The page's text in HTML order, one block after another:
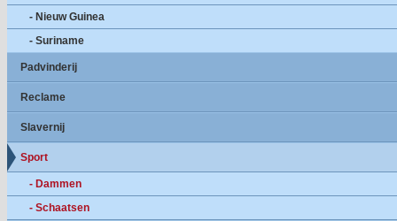
- Nieuw Guinea
- Suriname
Padvinderij
Reclame
Slavernij
Sport
- Dammen
- Schaatsen